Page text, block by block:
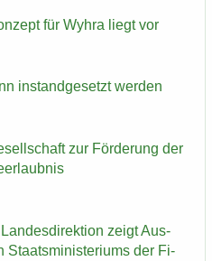
für Wyhra liegt vor
in­stand­ge­setzt wer­den
zur För­de­rung der
Lan­des­di­rek­ti­on zeigt Aus­
Staats­mi­nis­te­ri­ums der Fi­